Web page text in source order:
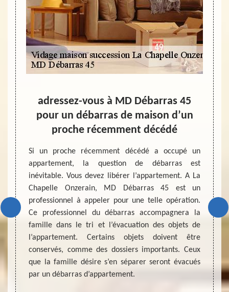
a
à
À La
à
en
de
adressez-vous à MD Débarras 45
pour un débarras de maison d’un
proche récemment décédé
Si un proche récemment décédé a occupé un
appartement, la question de débarras est
inévitable. Vous devez libérer l’appartement. A La
Chapelle Onzerain, MD Débarras 45 est un
professionnel à appeler pour une telle opération.
Ce professionnel du débarras accompagnera la
famille dans le tri et l’évacuation des objets de
l’appartement. Certains objets doivent être
conservés, comme des dossiers importants. Ceux
que la famille désire s’en séparer seront évacués
par un débarras d’appartement.
Les
pas
le
de
de
la